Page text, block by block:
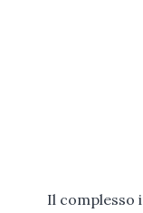
Il complesso